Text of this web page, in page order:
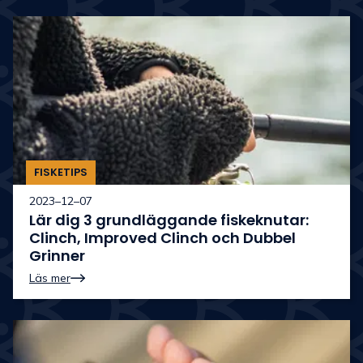
FISKETIPS
2023–12–07
Lär dig 3 grundläggande fiskeknutar:
Clinch, Improved Clinch och Dubbel
Grinner
Läs mer